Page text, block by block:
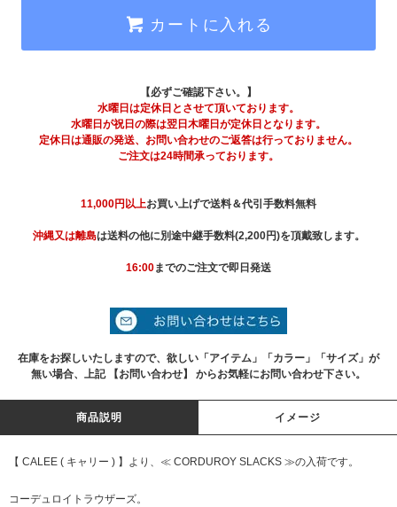
カートに入れる
【必ずご確認下さい。】
水曜日は定休日とさせて頂いております。
水曜日が祝日の際は翌日木曜日が定休日となります。
定休日は通販の発送、お問い合わせのご返答は行っておりません。
ご注文は24時間承っております。
11,000円以上お買い上げで送料＆代引手数料無料
沖縄又は離島は送料の他に別途中継手数料(2,200円)を頂戴致します。
16:00までのご注文で即日発送
在庫をお探しいたしますので、欲しい「アイテム」「カラー」「サイズ」が
無い場合、上記 【お問い合わせ】 からお気軽にお問い合わせ下さい。
商品説明 イメージ
【 CALEE ( キャリー ) 】より、≪ CORDUROY SLACKS ≫の入荷です。
コーデュロイトラウザーズ。